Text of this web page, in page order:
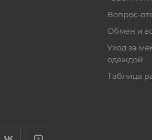
Вопрос-
Обмен и
Уход за
одеждой
Таблица